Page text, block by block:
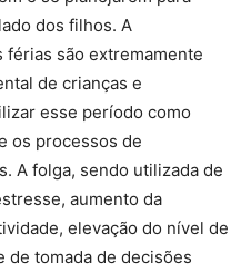
dos filhos. A
são extremamente
de crianças e
esse período como
os processos de
A folga, sendo utilizada de
aumento da
elevação do nível de
de tomada de decisões